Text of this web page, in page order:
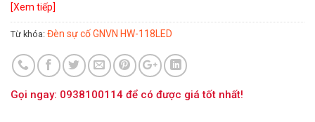
[Xem tiếp]
Từ khóa: Đèn sự cố GNVN HW-118LED
Gọi ngay: 0938100114 để có được giá tốt nhất!